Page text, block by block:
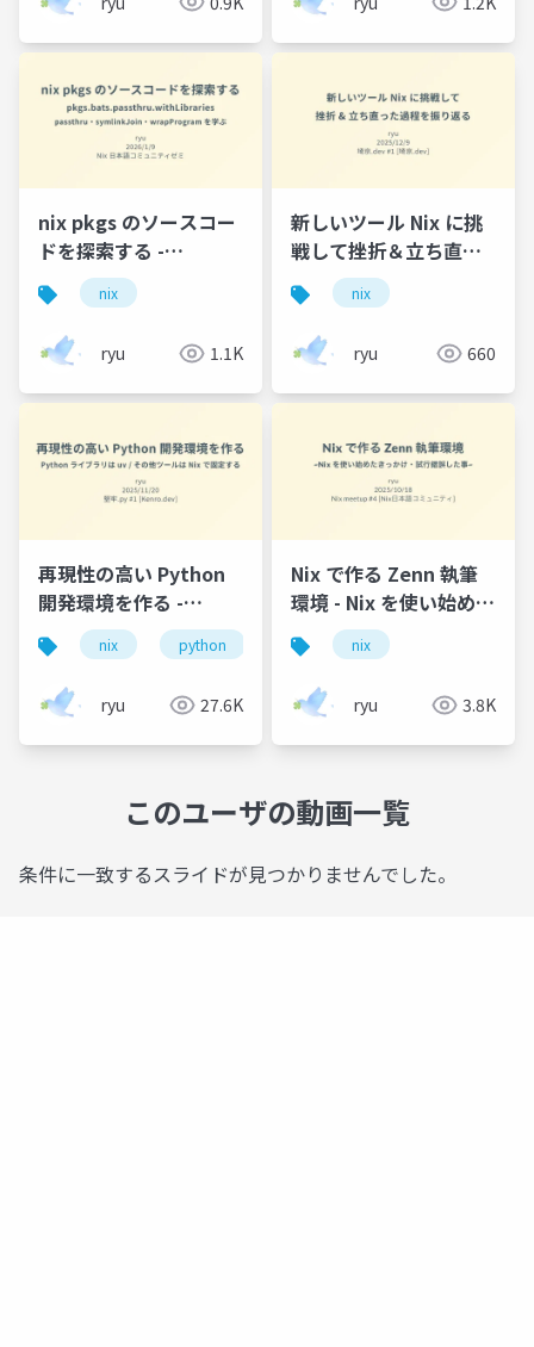
nix pkgs のソースコー
ドを探索する -
pkgs.bats.passthru.withLibraries
- passthru・
symlinkJoin・
wrapProgram を学ぶ
nix
ryu 1.1K
新しいツール Nix に挑
戦して挫折＆立ち直っ
た過程を振り返る
nix
ryu 660
再現性の高い Python
開発環境を作る -
Python ライブラリは
uv / その他ツールは
Nix で固定する
nix python uv
ryu 27.6K
Nix で作る Zenn 執筆
環境 - Nix を使い始めた
きっかけ・試行錯誤し
た事
nix
ryu 3.8K
このユーザの動画一覧
条件に一致するスライドが見つかりませんでした。